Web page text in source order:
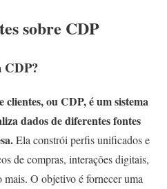
sobre CDP
CDP?
ou CDP, é um sistema
dados de diferentes fontes
Ela constrói perfis unificados e
de compras, interações digitais,
mais. O objetivo é fornecer uma